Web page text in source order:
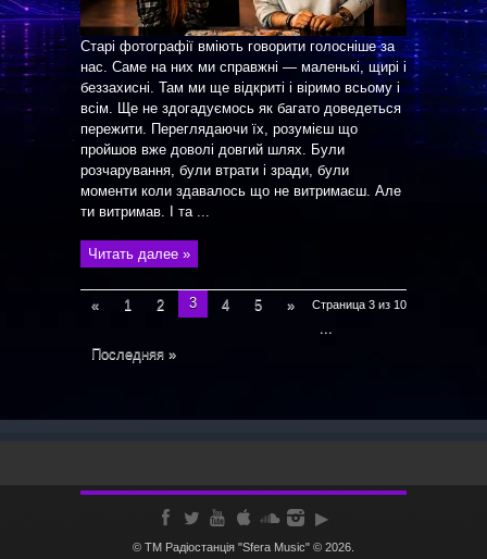
Старі фотографії вміють говорити голосніше за
нас. Саме на них ми справжні — маленькі, щирі і
беззахисні. Там ми ще відкриті і віримо всьому і
всім. Ще не здогадуємось як багато доведеться
пережити. Переглядаючи їх, розумієш що
пройшов вже доволі довгий шлях. Були
розчарування, були втрати і зради, були
моменти коли здавалось що не витримаєш. Але
ти витримав. І та ...
Читать далее »
Страница 3 из 10
« 1 2 3 4 5
»
...
Последняя »
© ТМ Радiостанцiя "Sfera Music" © 2026.